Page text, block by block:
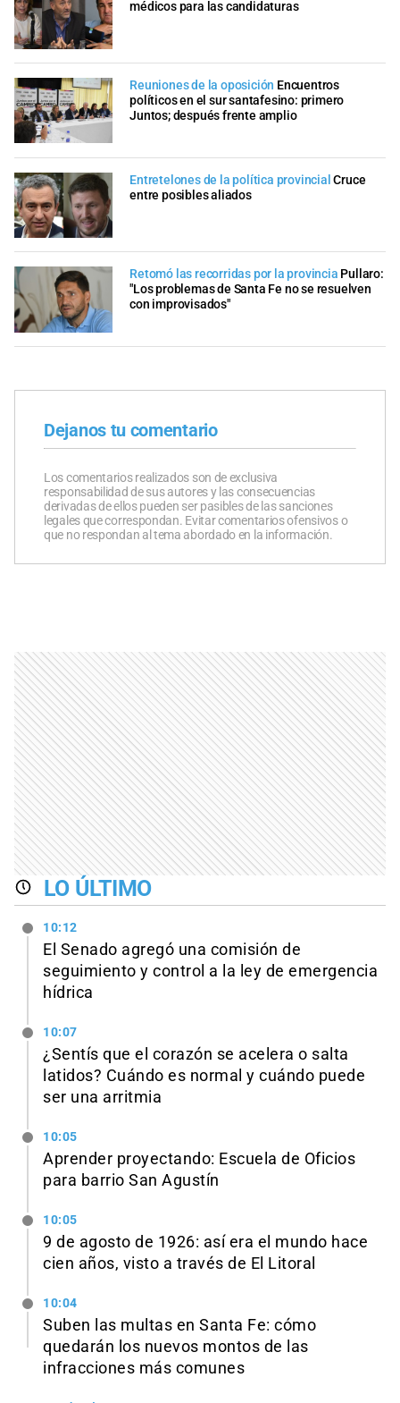
médicos para las candidaturas
Reuniones de la oposición Encuentros
políticos en el sur santafesino: primero
Juntos; después frente amplio
Entretelones de la política provincial Cruce
entre posibles aliados
Retomó las recorridas por la provincia Pullaro:
"Los problemas de Santa Fe no se resuelven
con improvisados"
Dejanos tu comentario
Los comentarios realizados son de exclusiva
responsabilidad de sus autores y las consecuencias
derivadas de ellos pueden ser pasibles de las sanciones
legales que correspondan. Evitar comentarios ofensivos o
que no respondan al tema abordado en la información.
LO ÚLTIMO
10:12
El Senado agregó una comisión de
seguimiento y control a la ley de emergencia
hídrica
10:07
¿Sentís que el corazón se acelera o salta
latidos? Cuándo es normal y cuándo puede
ser una arritmia
10:05
Aprender proyectando: Escuela de Oficios
para barrio San Agustín
10:05
9 de agosto de 1926: así era el mundo hace
cien años, visto a través de El Litoral
10:04
Suben las multas en Santa Fe: cómo
quedarán los nuevos montos de las
infracciones más comunes